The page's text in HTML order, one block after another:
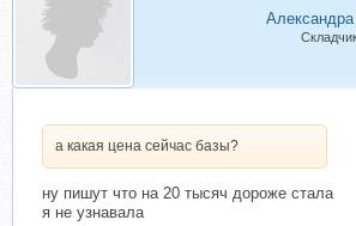
а какая цена сейчас базы?
ну пишут что на 20 тысяч дороже стала
я не узнавала